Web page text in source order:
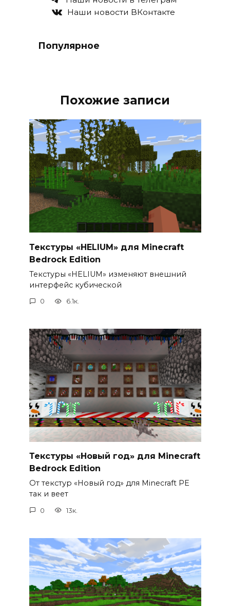
Наши новости ВКонтакте
Популярное
Похожие записи
Текстуры «HELIUM» для Minecraft
Bedrock Edition
Текстуры «HELIUM» изменяют внешний
интерфейс кубической
0 6.1к.
Текстуры «Новый год» для Minecraft
Bedrock Edition
От текстур «Новый год» для Minecraft PE
так и веет
0 13к.